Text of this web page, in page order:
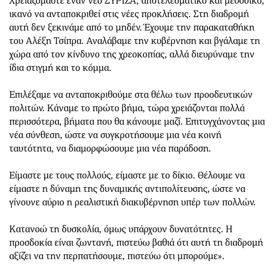
ικανό να ανταποκριθεί στις νέες προκλήσεις. Στη διαδρομή
αυτή δεν ξεκινάμε από το μηδέν. Έχουμε την παρακαταθήκη
του Αλέξη Τσίπρα. Αναλάβαμε την κυβέρνηση και βγάλαμε τη
χώρα από τον κίνδυνο της χρεοκοπίας, αλλά διευρύναμε την
ίδια στιγμή και το κόμμα.
Επιλέξαμε να ανταποκριθούμε στα θέλω των προοδευτικών
πολιτών. Κάναμε το πρώτο βήμα, τώρα χρειάζονται πολλά
περισσότερα, βήματα που θα κάνουμε μαζί. Επιτυγχάνοντας μια
νέα σύνθεση, ώστε να συγκροτήσουμε μια νέα κοινή
ταυτότητα, να διαμορφώσουμε μια νέα παράδοση.
Είμαστε με τους πολλούς, είμαστε με το δίκιο. Θέλουμε να
είμαστε η δύναμη της δυναμικής αντιπολίτευσης, ώστε να
γίνουνε αύριο η ρεαλιστική διακυβέρνηση υπέρ των πολλών.
Κατανοώ τη δυσκολία, όμως υπάρχουν δυνατότητες. Η
προσδοκία είναι ζωντανή, πιστεύω βαθιά ότι αυτή τη διαδρομή
αξίζει να την περπατήσουμε, πιστεύω ότι μπορούμε».